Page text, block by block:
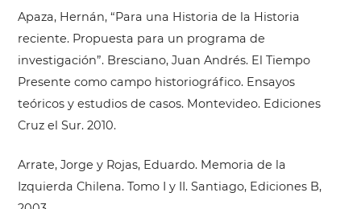
Apaza, Hernán, “Para una Historia de la Historia
reciente. Propuesta para un programa de
investigación”. Bresciano, Juan Andrés. El Tiempo
Presente como campo historiográfico. Ensayos
teóricos y estudios de casos. Montevideo. Ediciones
Cruz el Sur. 2010.
Arrate, Jorge y Rojas, Eduardo. Memoria de la
Izquierda Chilena. Tomo I y II. Santiago, Ediciones B,